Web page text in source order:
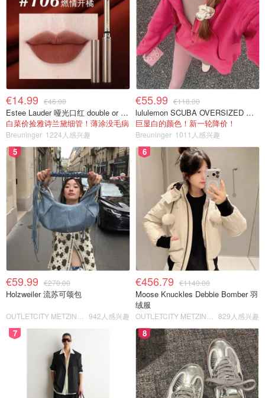
€14.99 €46.00
Estee Lauder 哑光口红 double or nothing色号
白菜价捡雅诗兰黛细管！薄涂没毛病
Breuninger 1224人感兴趣
€55.99 €118.00
lululemon SCUBA OVERSIZED 半拉链卫衣 紫红色
巨显白的颜色！新一轮降价！
Breuninger 1011人感兴趣
5
€59.99 €270.00
Holzweiler 流苏可颂包
942人感兴趣
6
€456.79 €1140.00
Moose Knuckles Debbie Bomber 羽
绒服
829人感兴趣
7 8